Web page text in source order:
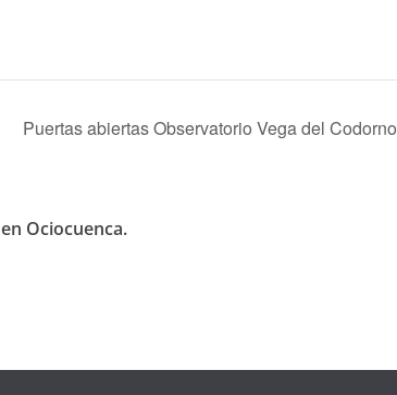
Puertas abiertas Observatorio Vega del Codorno
en Ociocuenca.